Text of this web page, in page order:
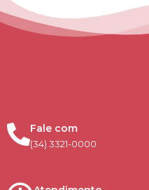
Fale com
(34) 3321-0000